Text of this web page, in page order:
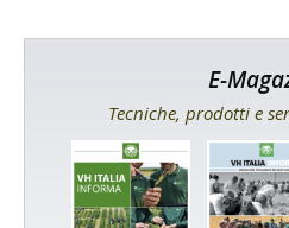
E-
Tecniche, prodotti e